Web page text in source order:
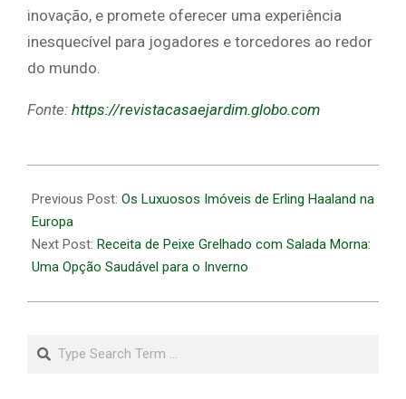
inovação, e promete oferecer uma experiência
inesquecível para jogadores e torcedores ao redor
do mundo.
Fonte: https://revistacasaejardim.globo.com
07-
06
Previous Post: Os Luxuosos Imóveis de Erling Haaland na
Europa
Next Post: Receita de Peixe Grelhado com Salada Morna:
Uma Opção Saudável para o Inverno
Search